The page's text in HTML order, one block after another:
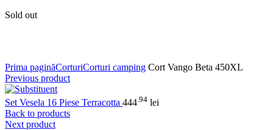
Sold out
Prima paginăCorturiCorturi camping Cort Vango Beta 450XL
Previous product
Set Vesela 16 Piese Terracotta 444 .94 lei
Back to products
Next product